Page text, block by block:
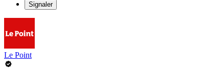
Signaler
Le Point